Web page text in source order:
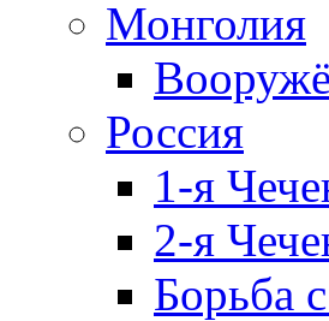
Монголия
Россия
1-я
2-я
Борьба